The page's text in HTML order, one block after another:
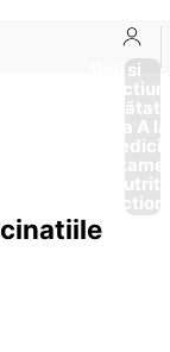
Boli si
Afectiuni
Sănătate
de la A